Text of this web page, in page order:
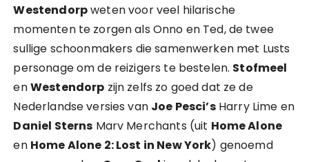
Westendorpweten voor veel hilarische
momenten te zorgen als Onno en Ted, de twee
sullige schoonmakers die samenwerken met Lusts
personage om de reizigers te bestelen. Stofmeel
enWestendorp zijn zelfs zo goed dat ze de
Nederlandse versies van Joe Pesci’sHarry Lime en
Daniel Sterns Marv Merchants (uit Home Alone
en Home Alone 2: Lost in New York) genoemd